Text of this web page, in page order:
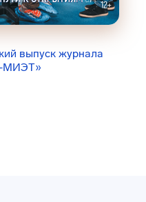
выпуск журнала
МИЭТ»